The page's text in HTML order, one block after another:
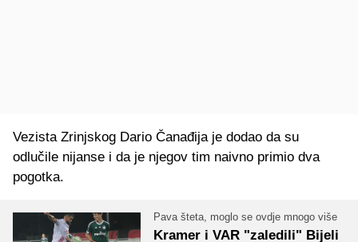
Vezista Zrinjskog Dario Čanađija je dodao da su
odlučile nijanse i da je njegov tim naivno primio dva
pogotka.
Pava šteta, moglo se ovdje mnogo više
Kramer i VAR "zaledili" Bijeli